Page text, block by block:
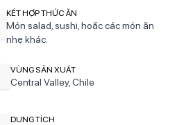
KẾT HỢP THỨC ĂN
Món salad, sushi, hoặc các món ăn
nhẹ khác.
VÙNG SẢN XUẤT
Central Valley, Chile
DUNG TÍCH